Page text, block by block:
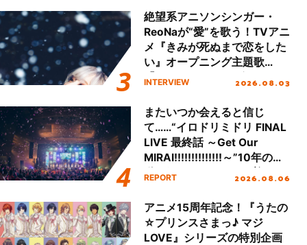
絶望系アニソンシンガー・
ReoNaが“愛”を歌う！TVアニ
メ『きみが死ぬまで恋をした
い』オープニング主題歌
「Amore」インタビュー
INTERVIEW 2026.08.03
またいつか会えると信じ
て……“イロドリミドリ FINAL
LIVE 最終話 ～Get Our
MIRAI!!!!!!!!!!!!!!～”10年の活
動を経てファイナルを迎える
REPORT 2026.08.06
アニメ15周年記念！『うたの
☆プリンスさまっ♪ マジ
LOVE』シリーズの特別企画